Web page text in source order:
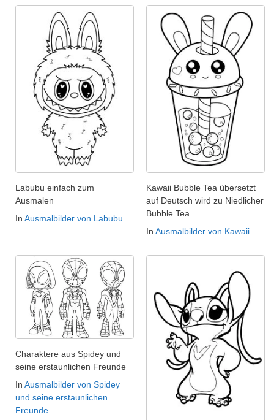
Labubu einfach zum
Ausmalen
In Ausmalbilder von Labubu
Kawaii Bubble Tea übersetzt
auf Deutsch wird zu Niedlicher
Bubble Tea.
In Ausmalbilder von Kawaii
Charaktere aus Spidey und
seine erstaunlichen Freunde
In Ausmalbilder von Spidey
und seine erstaunlichen
Freunde